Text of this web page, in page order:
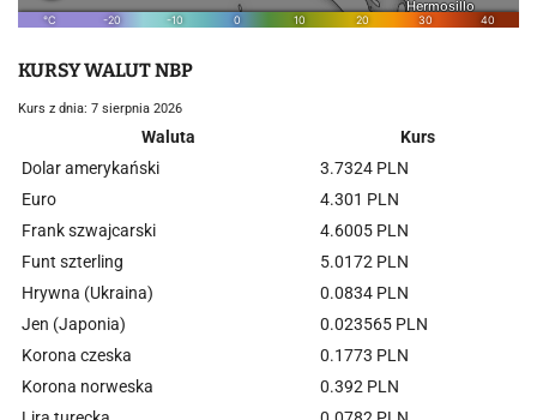
KURSY WALUT NBP
Kurs z dnia: 7 sierpnia 2026
Waluta
Kurs
Dolar amerykański
3.7324 PLN
Euro
4.301 PLN
Frank szwajcarski
4.6005 PLN
Funt szterling
5.0172 PLN
Hrywna (Ukraina)
0.0834 PLN
Jen (Japonia)
0.023565 PLN
Korona czeska
0.1773 PLN
Korona norweska
0.392 PLN